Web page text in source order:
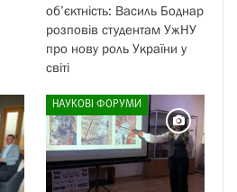
об’єктність: Василь Боднар
розповів студентам УжНУ
про нову роль України у
світі
НАУКОВІ ФОРУМИ